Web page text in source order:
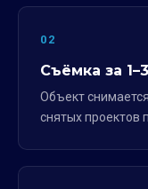
02
Съёмка за
Объект
снятых проектов